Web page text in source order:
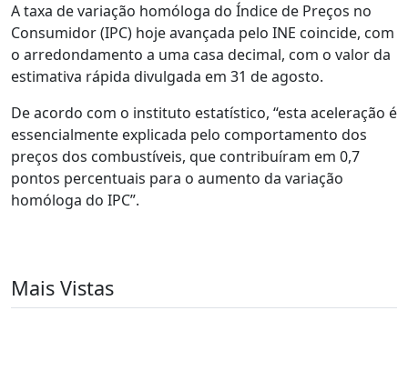
A taxa de variação homóloga do Índice de Preços no
Consumidor (IPC) hoje avançada pelo INE coincide, com
o arredondamento a uma casa decimal, com o valor da
estimativa rápida divulgada em 31 de agosto.
De acordo com o instituto estatístico, “esta aceleração é
essencialmente explicada pelo comportamento dos
preços dos combustíveis, que contribuíram em 0,7
pontos percentuais para o aumento da variação
homóloga do IPC”.
Mais Vistas